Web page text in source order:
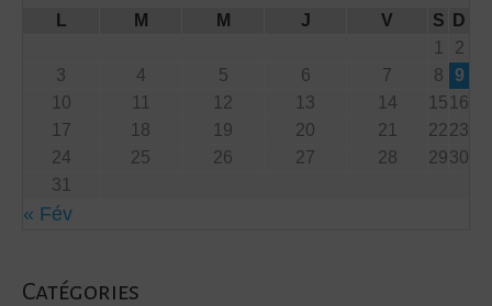
L
M M J V S
D
1
2
3
4 5 6 7 8
9
10
11 12 13 14 15 16
17
18 19 20 21 2223
24
25 26 27 28 2930
31
« Fév
Catégories